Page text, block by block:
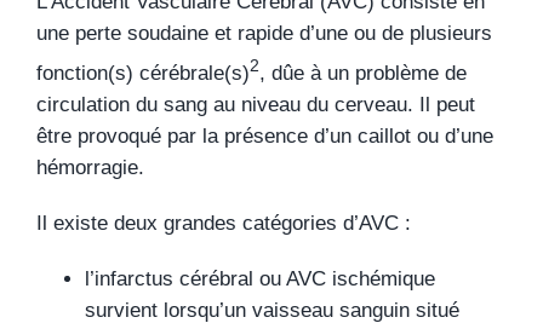
Adhérer À L’Amoc
Faire Un Don
Nous Contacter
une perte soudaine et rapide d’une ou de plusieurs
fonction(s) cérébrale(s)2, dûe à un problème de
circulation du sang au niveau du cerveau. Il peut
être provoqué par la présence d’un caillot ou d’une
hémorragie.
Il existe deux grandes catégories d’AVC :
l’infarctus cérébral ou AVC ischémique
survient lorsqu’un vaisseau sanguin situé